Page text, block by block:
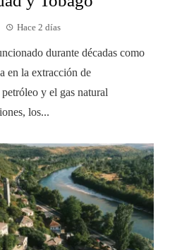
Hace 2 días
durante décadas como
en la extracción de
y el gas natural
los...